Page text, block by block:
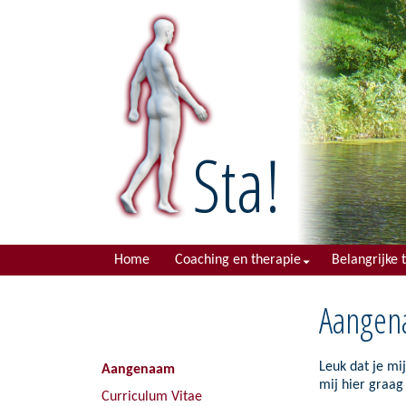
Sta!
MainHome Coaching en therapie Belangrijke
Symptomen
Studie
Leuk dat je
mij hier graag
Aangenaam
Curriculum Vitae